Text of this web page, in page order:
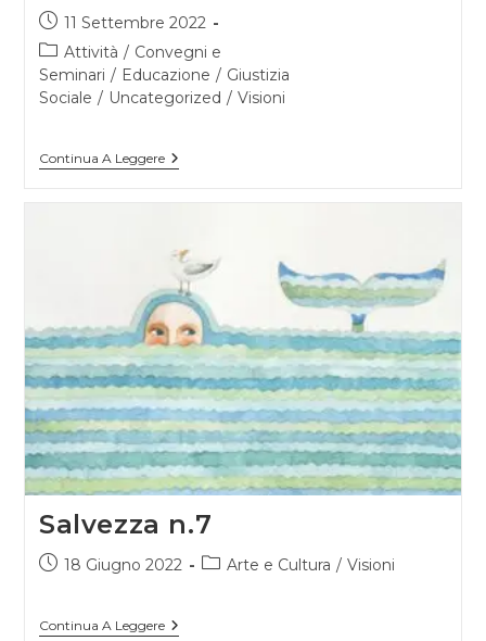
Articolo
pubblicato:
11 Settembre 2022
Categoria
dell'articolo:
Attività / Convegni e
Seminari / Educazione / Giustizia
Sociale / Uncategorized / Visioni
Continua A LeggerePerché
Lunàdigas
Salvezza n.7
Articolo
18 Giugno 2022
Categoria
Arte e Cultura / Visioni
Continua A LeggereSalvezza